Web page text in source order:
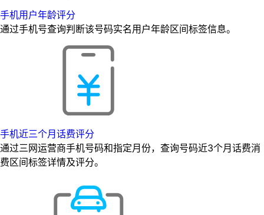
手机用户年龄评分
通过手机号查询判断该号码实名用户年龄区间标签信息。
手机近三个月话费评分
通过三网运营商手机号码和指定月份，查询号码近3个月话费消
费区间标签详情及评分。